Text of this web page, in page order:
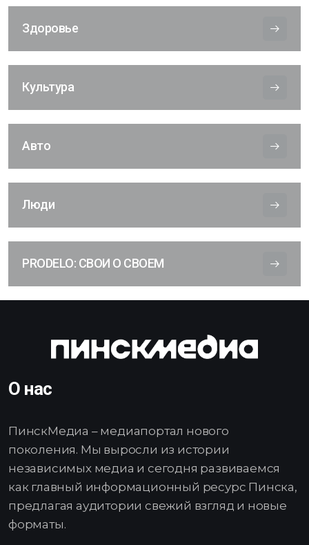
Здоровье
Культура
Авто
Люди
PRODELO: СВОИ О СВОЕМ
О нас
ПинскМедиа – медиапортал нового
поколения. Мы выросли из истории
независимых медиа и сегодня развиваемся
как главный информационный ресурс Пинска,
предлагая аудитории свежий взгляд и новые
форматы.